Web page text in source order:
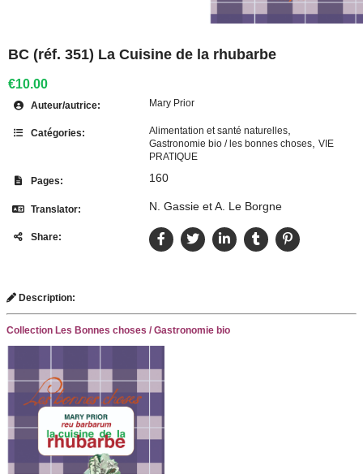
BC (réf. 351) La Cuisine de la rhubarbe
€10.00
Auteur/autrice: Mary Prior
Catégories: Alimentation et santé naturelles
Gastronomie bio / les bonnes choses VIE
PRATIQUE
Pages: 160
Translator: N. Gassie et A. Le Borgne
Share:
Description:
Collection Les Bonnes choses / Gastronomie bio